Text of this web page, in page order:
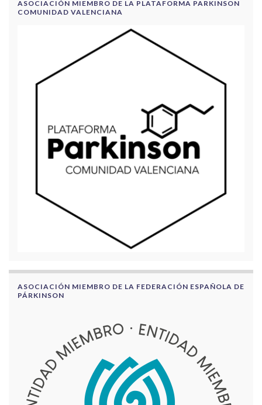
ASOCIACIÓN MIEMBRO DE LA PLATAFORMA PARKINSON
COMUNIDAD VALENCIANA
ASOCIACIÓN MIEMBRO DE LA FEDERACIÓN ESPAÑOLA DE
PÁRKINSON